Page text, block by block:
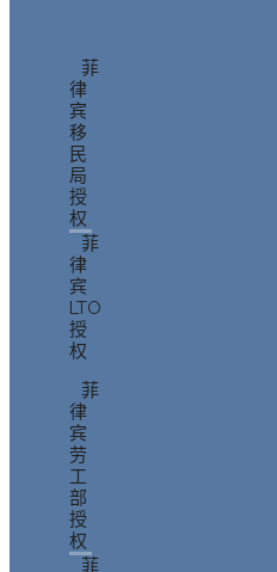
菲
律
宾
移
民
局
授
权
菲
律
宾
LTO
授
权
菲
律
宾
劳
工
部
授
权
菲